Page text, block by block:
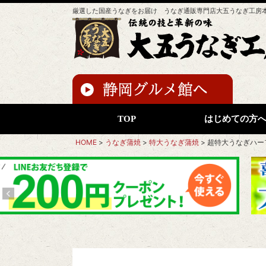
厳選した国産うなぎをお届け うなぎ通販専門店大五うなぎ工房
TOP はじめての方へ
HOME うなぎ蒲焼 特大うなぎ蒲焼 超特大うなぎハ